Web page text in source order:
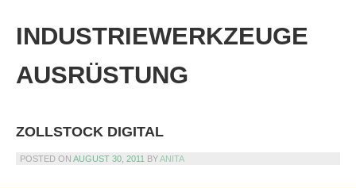
content
INDUSTRIEWERKZEUGE
AUSRÜSTUNG
ZOLLSTOCK DIGITAL
POSTED ON AUGUST 30, 2011 BYANITA